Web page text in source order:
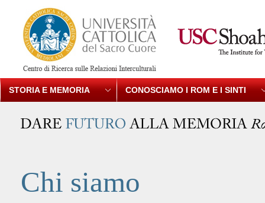
STORIA E MEMORIA CONOSCIAMO I ROM E I SINTI
Chi siamo